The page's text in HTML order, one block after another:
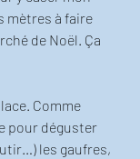
mètres à faire
de Noël. Ça
Comme
pour déguster
les gaufres,